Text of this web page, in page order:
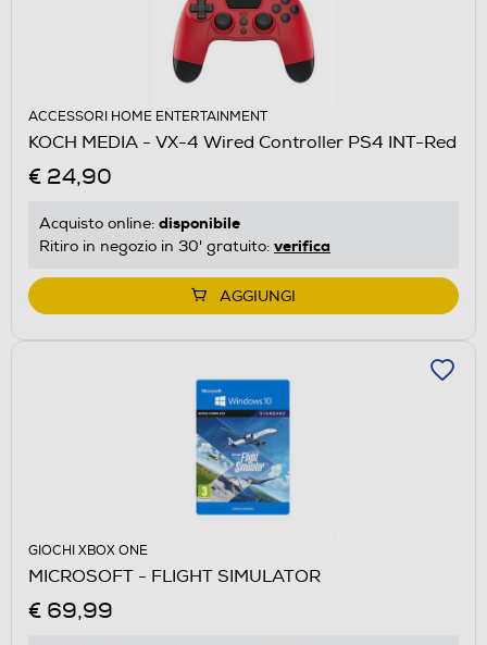
ACCESSORI HOME ENTERTAINMENT
KOCH MEDIA - VX-4 Wired Controller PS4 INT-Red
€ 24,90
Acquisto online: disponibile
Ritiro in negozio in 30' gratuito: verifica
AGGIUNGI
GIOCHI XBOX ONE
MICROSOFT - FLIGHT SIMULATOR
€ 69,99